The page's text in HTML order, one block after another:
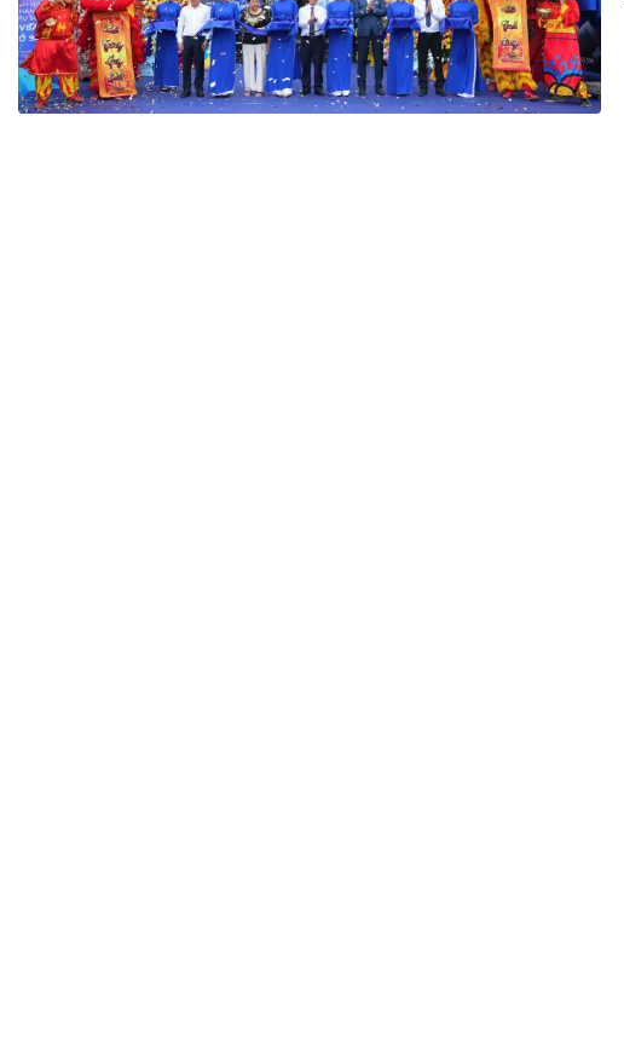
Bộ Chuẩn mực Đạo đức nghề nghiệp
Đối tác
Đấu giá tài sản
Thanh toán –Thẻ
Nhà quản trị